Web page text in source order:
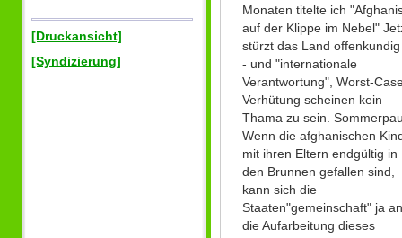
[Druckansicht]
[Syndizierung]
Monaten titelte ich
auf der Klippe im Nebel"
stürzt das Land
- und "internationale
Verantwortung", Worst-
Verhütung scheinen kein
Thama zu sein.
Wenn die afghanischen
mit ihren Eltern endgültig in
den Brunnen gefallen sind,
kann sich die
Staaten"gemeinschaft" ja
die Aufarbeitung dieses